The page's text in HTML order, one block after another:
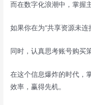
而在数字化浪潮中，掌握
如果你在为“共享资源未连
同时，认真思考账号购买
在这个信息爆炸的时代，
效率，赢得先机。